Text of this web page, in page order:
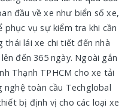
đầu về xe như biển số xe,
phục vụ sự kiểm tra khi cần
thái lái xe chi tiết đến nhà
đến 365 ngày. Ngoài gắn
Thạnh TPHCM cho xe tải
toàn cầu Techglobal
bị định vị cho các loại xe